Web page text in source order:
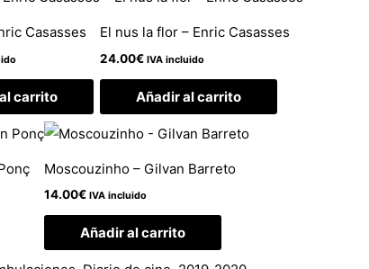
Casasses
carrito
El nus la flor – Enric Casasses
24.00€ IVA incluido
Añadir al carrito
Moscouzinho – Gilvan Barreto
14.00€ IVA incluido
Añadir al carrito